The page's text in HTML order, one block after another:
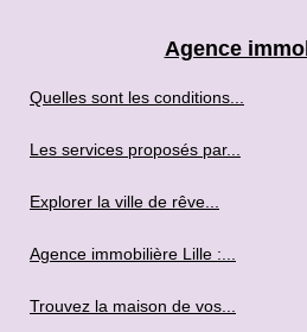
Agence
Quelles sont les conditions...
Les services proposés par...
Explorer la ville de rêve...
Agence immobilière Lille :...
Trouvez la maison de vos...